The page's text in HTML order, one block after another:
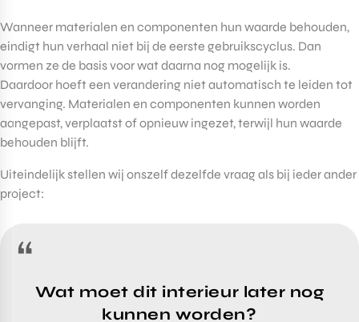
Wanneer materialen en componenten hun waarde behouden,
eindigt hun verhaal niet bij de eerste gebruikscyclus. Dan
vormen ze de basis voor wat daarna nog mogelijk is.
Daardoor hoeft een verandering niet automatisch te leiden tot
vervanging. Materialen en componenten kunnen worden
aangepast, verplaatst of opnieuw ingezet, terwijl hun waarde
behouden blijft.
Uiteindelijk stellen wij onszelf dezelfde vraag als bij ieder ander
project:
“
Wat moet dit interieur later nog
kunnen worden?